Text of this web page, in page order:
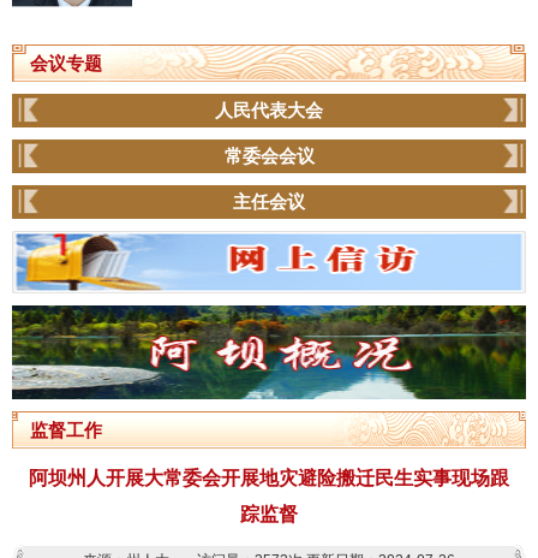
会议专题
人民代表大会
常委会会议
主任会议
监督工作
阿坝州人开展大常委会开展地灾避险搬迁民生实事现场跟
踪监督